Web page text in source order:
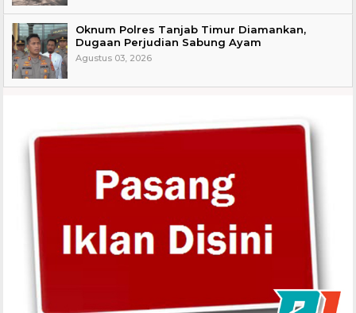
Oknum Polres Tanjab Timur Diamankan,
Dugaan Perjudian Sabung Ayam
Agustus 03, 2026